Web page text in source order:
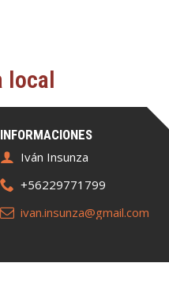
local
INFORMACIONES
Iván Insunza
+56229771799
ivan.insunza@gmail.com